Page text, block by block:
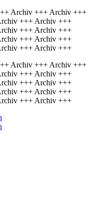
Archiv +++ Archiv +++
+++ Archiv +++
+++ Archiv +++
+++ Archiv +++
+++ Archiv +++
Archiv +++ Archiv +++
+++ Archiv +++
+++ Archiv +++
+++ Archiv +++
+++ Archiv +++